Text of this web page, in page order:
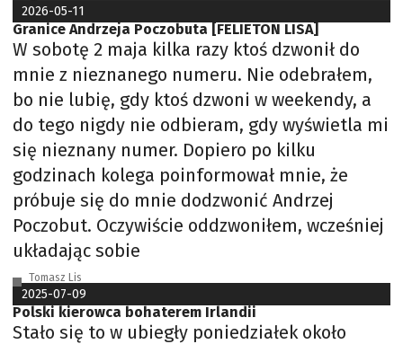
2026-05-11
Granice Andrzeja Poczobuta [FELIETON LISA]
W sobotę 2 maja kilka razy ktoś dzwonił do
mnie z nieznanego numeru. Nie odebrałem,
bo nie lubię, gdy ktoś dzwoni w weekendy, a
do tego nigdy nie odbieram, gdy wyświetla mi
się nieznany numer. Dopiero po kilku
godzinach kolega poinformował mnie, że
próbuje się do mnie dodzwonić Andrzej
Poczobut. Oczywiście oddzwoniłem, wcześniej
układając sobie
Tomasz Lis
2025-07-09
Polski kierowca bohaterem Irlandii
Stało się to w ubiegły poniedziałek około